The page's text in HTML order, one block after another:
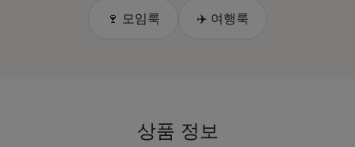
🍷 모임룩 ✈️ 여행룩
상품 정보